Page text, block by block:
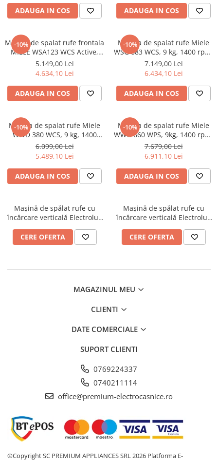
ADAUGA IN COS ADAUGA IN COS
-10%
Masina de spalat rufe frontala
MIELE WSA123 WCS Active,
1400rpm, 8 kg, Clasa A, alb
5.149,00 Lei
4.634,10 Lei
ADAUGA IN COS
-10%
Masina de spalat rufe Miele
WSG 883 WCS, 9 kg, 1400 rpm,
Clasa A, SteamCare, Dozare
automata, QuickPowerWash,
Alb
7.149,00 Lei
6.434,10 Lei
ADAUGA IN COS
-10%
Masina de spalat rufe Miele
WWD 380 WCS, 9 kg, 1400
QuickPowerWash,
Miele@home, Alb
6.099,00 Lei
5.489,10 Lei
ADAUGA IN COS
-10%
Masina de spalat rufe Miele
WWG 660 WPS, 9kg, 1400 rpm,
TwinDos, Clasa A, CapDosing,
WiFiConn@ct, Alb
7.679,00 Lei
6.911,10 Lei
ADAUGA IN COS
Mașină de spălat rufe cu
încărcare verticală Electrolux
rpm, SensiCare & TimeSave®,
Clasa D, Alb
CERE OFERTA
Mașină de spălat rufe cu
încărcare verticală Electrolux
SensiCare & TimeManager®,
Clasa B, Alb
CERE OFERTA
MAGAZINUL MEU
CLIENTI
DATE COMERCIALE
SUPORT CLIENTI
0769224337
0740211114
office@premium-electrocasnice.ro
©Copyright SC PREMIUM APPLIANCES SRL 2026 Platforma E-